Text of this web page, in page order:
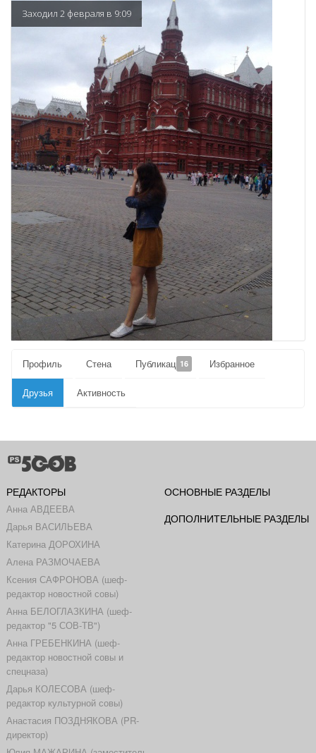
Заходил 2 февраля в 9:09
Профиль Стена Публикации16 Избранное
Друзья Активность
РЕДАКТОРЫ
Анна АВДЕЕВА
Дарья ВАСИЛЬЕВА
Катерина ДОРОХИНА
Алена РАЗМОЧАЕВА
Ксения САФРОНОВА (шеф-
редактор новостной совы)
Анна БЕЛОГЛАЗКИНА (шеф-
редактор "5 СОВ-ТВ")
Анна ГРЕБЕНКИНА (шеф-
редактор новостной совы и
спецназа)
Дарья КОЛЕСОВА (шеф-
редактор культурной совы)
Анастасия ПОЗДНЯКОВА (PR-
директор)
ОСНОВНЫЕ РАЗДЕЛЫ
ДОПОЛНИТЕЛЬНЫЕ РАЗДЕЛЫ